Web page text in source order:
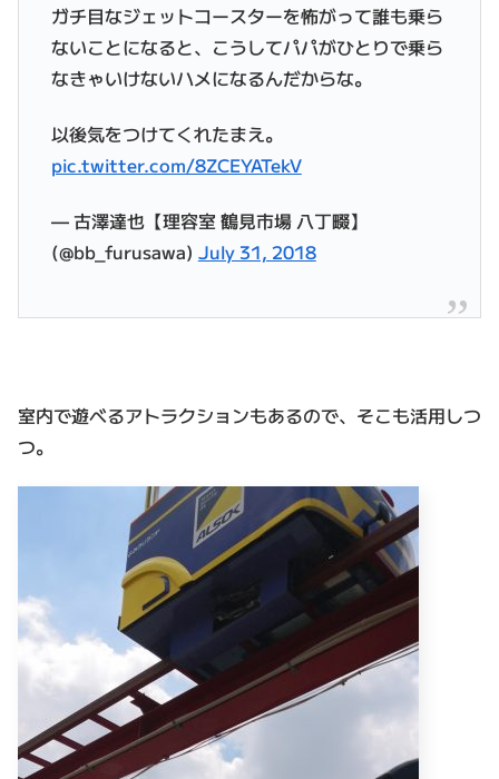
ガチ目なジェットコースターを怖がって誰も乗ら
ないことになると、こうしてパパがひとりで乗ら
なきゃいけないハメになるんだからな。
以後気をつけてくれたまえ。
pic.twitter.com/8ZCEYATekV
— 古澤達也【理容室 鶴見市場 八丁畷】
(@bb_furusawa) July 31, 2018
室内で遊べるアトラクションもあるので、そこも活用しつ
つ。